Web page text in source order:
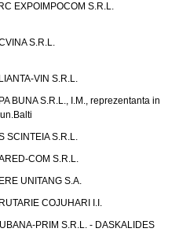
EXPOIMPOCOM S.R.L.
S.R.L.
VIN S.R.L.
BUNA S.R.L., I.M., reprezentanta in
SCINTEIA S.R.L.
COM S.R.L.
UNITANG S.A.
COJUHARI I.I.
PRIM S.R.L. - DASKALIDES